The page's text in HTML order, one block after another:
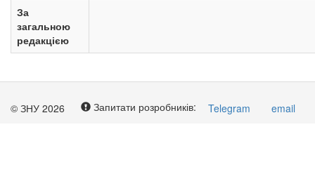
За
загальною
редакцією
© ЗНУ 2026 Запитати розробників: Telegram email